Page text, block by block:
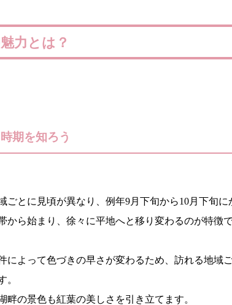
力とは？
期を知ろう
ごとに見頃が異なり、例年9月下旬から10月下旬に
から始まり、徐々に平地へと移り変わるのが特徴で
によって色づきの早さが変わるため、訪れる地域
。
畔の景色も紅葉の美しさを引き立てます。